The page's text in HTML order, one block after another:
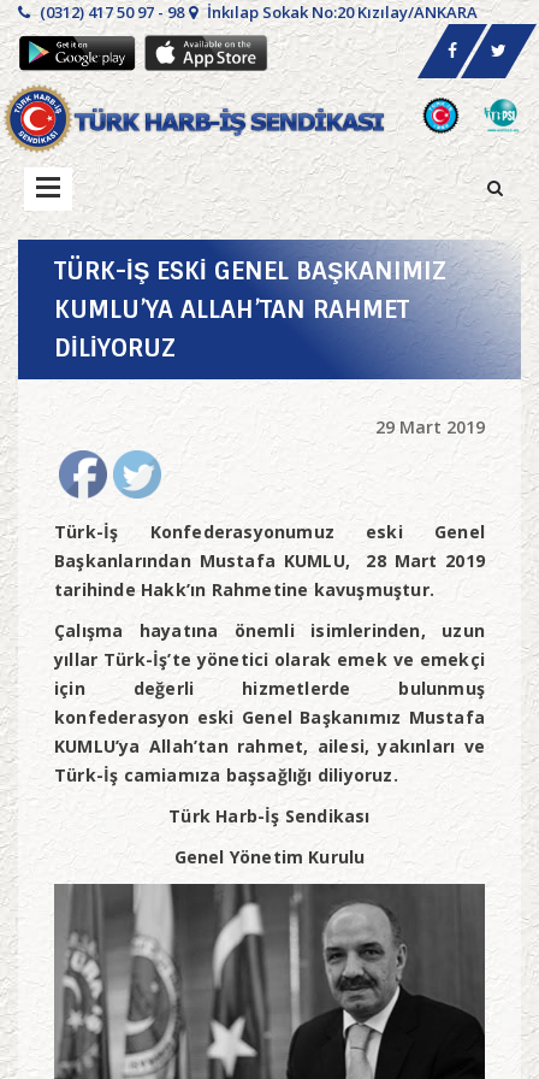
(0312) 417 50 97 - 98 İnkılap Sokak No:20 Kızılay/ANKARA
TÜRK-İŞ ESKİ GENEL BAŞKANIMIZ
KUMLU’YA ALLAH’TAN RAHMET
DİLİYORUZ
29 Mart 2019
Türk-İş Konfederasyonumuz eski Genel
Başkanlarından Mustafa KUMLU, 28 Mart 2019
tarihinde Hakk’ın Rahmetine kavuşmuştur.
Çalışma hayatına önemli isimlerinden, uzun
yıllar Türk-İş’te yönetici olarak emek ve emekçi
için değerli hizmetlerde bulunmuş
konfederasyon eski Genel Başkanımız Mustafa
KUMLU’ya Allah’tan rahmet, ailesi, yakınları ve
Türk-İş camiamıza başsağlığı diliyoruz.
Türk Harb-İş Sendikası
Genel Yönetim Kurulu